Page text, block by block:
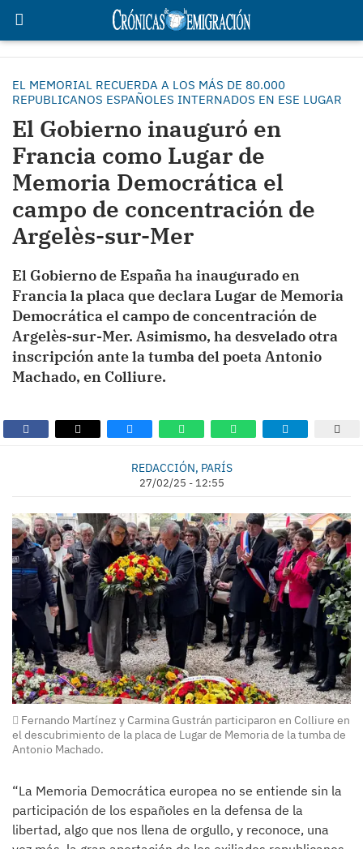
EL MEMORIAL RECUERDA A LOS MÁS DE 80.000
REPUBLICANOS ESPAÑOLES INTERNADOS EN ESE LUGAR
El Gobierno inauguró en
Francia como Lugar de
Memoria Democrática el
campo de concentración de
Argelès-sur-Mer
El Gobierno de España ha inaugurado en
Francia la placa que declara Lugar de Memoria
Democrática el campo de concentración de
Argelès-sur-Mer. Asimismo, ha desvelado otra
inscripción ante la tumba del poeta Antonio
Machado, en Colliure.
REDACCIÓN, PARÍS
27/02/25 - 12:55
Fernando Martínez y Carmina Gustrán participaron en Colliure en
el descubrimiento de la placa de Lugar de Memoria de la tumba de
Antonio Machado.
“La Memoria Democrática europea no se entiende sin la
participación de los españoles en la defensa de la
libertad, algo que nos llena de orgullo, y reconoce, una